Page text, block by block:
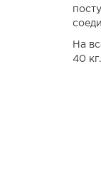
На
40 кг.